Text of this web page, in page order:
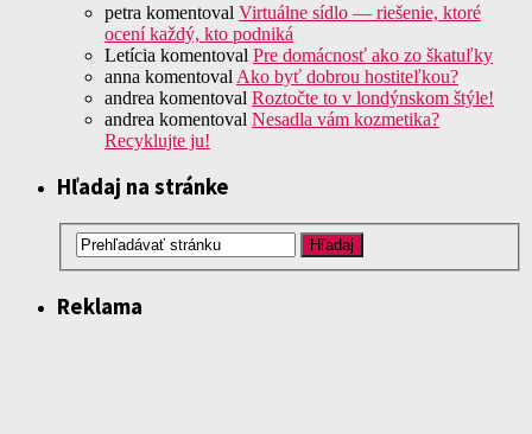
petra komentoval Virtuálne sídlo — riešenie, ktoré
ocení každý, kto podniká
Letícia komentoval Pre domácnosť ako zo škatuľky
anna komentoval Ako byť dobrou hostiteľkou?
andrea komentoval Roztočte to v londýnskom štýle!
andrea komentoval Nesadla vám kozmetika?
Recyklujte ju!
Hľadaj na stránke
Reklama